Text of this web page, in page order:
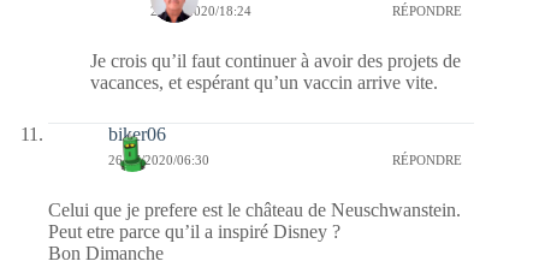
26/07/2020/18:24 RÉPONDRE
Je crois qu’il faut continuer à avoir des projets de
vacances, et espérant qu’un vaccin arrive vite.
biker06
26/07/2020/06:30 RÉPONDRE
Celui que je prefere est le château de Neuschwanstein.
Peut etre parce qu’il a inspiré Disney ?
Bon Dimanche